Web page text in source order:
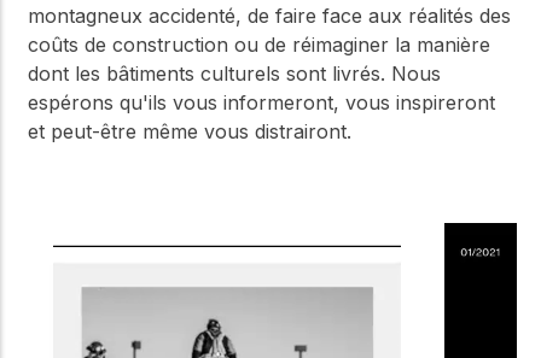
montagneux accidenté, de faire face aux réalités des
coûts de construction ou de réimaginer la manière
dont les bâtiments culturels sont livrés. Nous
espérons qu'ils vous informeront, vous inspireront
et peut-être même vous distrairont.